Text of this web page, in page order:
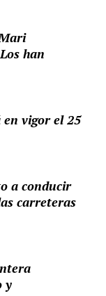
han
vigor el 25
a conducir
carreteras
y